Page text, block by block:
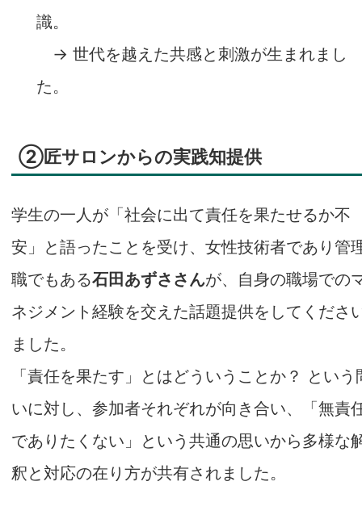
識。
→ 世代を越えた共感と刺激が生まれまし
た。
②匠サロンからの実践知提供
学生の一人が「社会に出て責任を果たせるか不
安」と語ったことを受け、女性技術者であり管
職でもある石田あずささんが、自身の職場での
ネジメント経験を交えた話題提供をしてくださ
ました。
「責任を果たす」とはどういうことか？ という
いに対し、参加者それぞれが向き合い、「無責
でありたくない」という共通の思いから多様な
釈と対応の在り方が共有されました。